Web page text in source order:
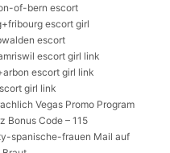
of-bern escort
escort girl
escort
escort girl link
escort girl link
girl link
Vegas Promo Program
Bonus Code – 115
spanische-frauen Mail auf